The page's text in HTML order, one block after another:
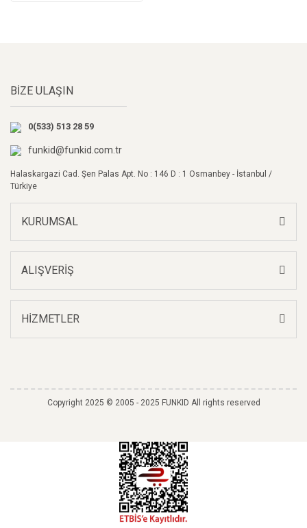
BİZE ULAŞIN
0(533) 513 28 59
funkid@funkid.com.tr
Halaskargazi Cad. Şen Palas Apt. No : 146 D : 1 Osmanbey - İstanbul /
Türkiye
KURUMSAL
ALIŞVERİŞ
HİZMETLER
Copyright 2025 © 2005 - 2025 FUNKID All rights reserved